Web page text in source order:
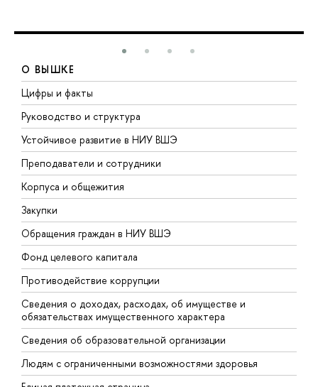
О ВЫШКЕ
Цифры и факты
Руководство и структура
Устойчивое развитие в НИУ ВШЭ
Преподаватели и сотрудники
Корпуса и общежития
Закупки
Обращения граждан в НИУ ВШЭ
Фонд целевого капитала
Противодействие коррупции
Сведения о доходах, расходах, об имуществе и
обязательствах имущественного характера
Сведения об образовательной организации
Людям с ограниченными возможностями здоровья